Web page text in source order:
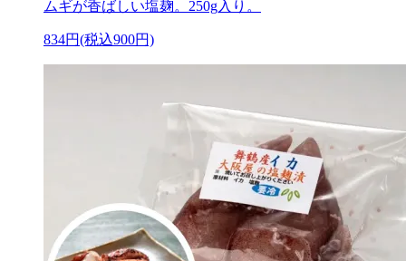
ムギが香ばしい塩麹。250g入り。
834円(税込900円)